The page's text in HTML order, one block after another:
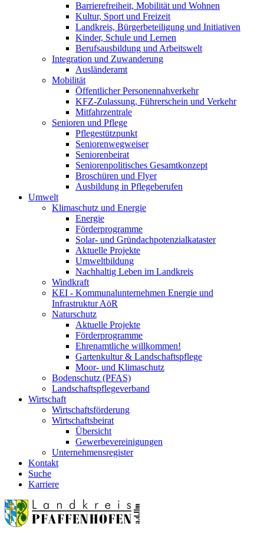
Barrierefreiheit, Mobilität und Wohnen
Kultur, Sport und Freizeit
Landkreis, Bürgerbeteiligung und Initiativen
Kinder, Schule und Lernen
Berufsausbildung und Arbeitswelt
Integration und Zuwanderung
Ausländeramt
Mobilität
Öffentlicher Personennahverkehr
KFZ-Zulassung, Führerschein und Verkehr
Mitfahrzentrale
Senioren und Pflege
Pflegestützpunkt
Seniorenwegweiser
Seniorenbeirat
Seniorenpolitisches Gesamtkonzept
Broschüren und Flyer
Ausbildung in Pflegeberufen
Umwelt
Klimaschutz und Energie
Energie
Förderprogramme
Solar- und Gründachpotenzialkataster
Aktuelle Projekte
Umweltbildung
Nachhaltig Leben im Landkreis
Windkraft
KEI - Kommunalunternehmen Energie und
Infrastruktur AöR
Naturschutz
Aktuelle Projekte
Förderprogramme
Ehrenamtliche willkommen!
Gartenkultur & Landschaftspflege
Moor- und Klimaschutz
Bodenschutz (PFAS)
Landschaftspflegeverband
Wirtschaft
Wirtschaftsförderung
Wirtschaftsbeirat
Übersicht
Gewerbevereinigungen
Unternehmensregister
Kontakt
Suche
Karriere